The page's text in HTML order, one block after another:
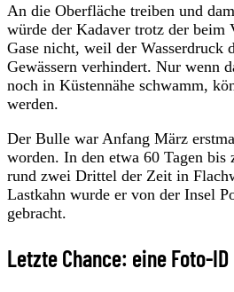
An die Oberfläche treiben und
würde der Kadaver trotz der beim
Gase nicht, weil der Wasserdruck
Gewässern verhindert. Nur wenn
noch in Küstennähe schwamm,
werden.
Der Bulle war Anfang März
worden. In den etwa 60 Tagen bis
rund zwei Drittel der Zeit in
Lastkahn wurde er von der Insel
gebracht.
Letzte Chance: eine Foto-ID